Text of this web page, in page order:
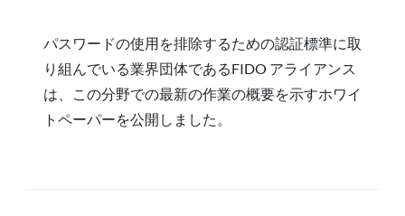
パスワードの使用を排除するための認証標準に取
り組んでいる業界団体であるFIDO アライアンス
は、この分野での最新の作業の概要を示すホワイ
トペーパーを公開しました。